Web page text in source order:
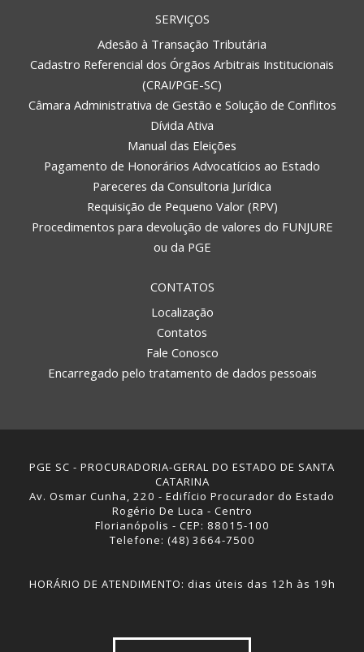
SERVIÇOS
Adesão à Transação Tributária
Cadastro Referencial dos Órgãos Arbitrais Institucionais
(CRAI/PGE-SC)
Câmara Administrativa de Gestão e Solução de Conflitos
Dívida Ativa
Manual das Eleições
Pagamento de Honorários Advocatícios ao Estado
Pareceres da Consultoria Jurídica
Requisição de Pequeno Valor (RPV)
Procedimentos para devolução de valores do FUNJURE
ou da PGE
CONTATOS
Localização
Contatos
Fale Conosco
Encarregado pelo tratamento de dados pessoais
PGE SC - PROCURADORIA-GERAL DO ESTADO DE SANTA
CATARINA
Av. Osmar Cunha, 220 - Edifício Procurador do Estado
Rogério De Luca - Centro
Florianópolis - CEP: 88015-100
Telefone: (48) 3664-7500
HORÁRIO DE ATENDIMENTO: dias úteis das 12h às 19h